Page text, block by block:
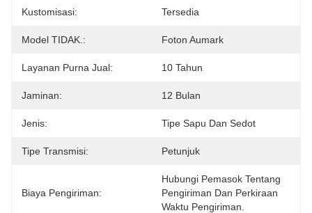
Kustomisasi: Tersedia
Model TIDAK.: Foton Aumark
Layanan Purna Jual: 10 Tahun
Jaminan: 12 Bulan
Jenis: Tipe Sapu Dan Sedot
Tipe Transmisi: Petunjuk
Biaya Pengiriman:
Hubungi Pemasok Tentang
Pengiriman Dan Perkiraan
Waktu Pengiriman.